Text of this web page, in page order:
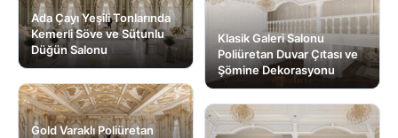
Ada Çayı Yeşili Tonlarında
Kemerli Söve ve Sütunlu
Düğün Salonu
Gold Varaklı Poliüretan
Klasik Galeri Salonu
Poliüretan Duvar Çıtası ve
Şömine Dekorasyonu